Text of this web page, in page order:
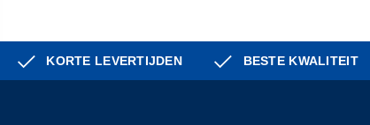
KORTE LEVERTIJDEN BESTE KWALITEIT